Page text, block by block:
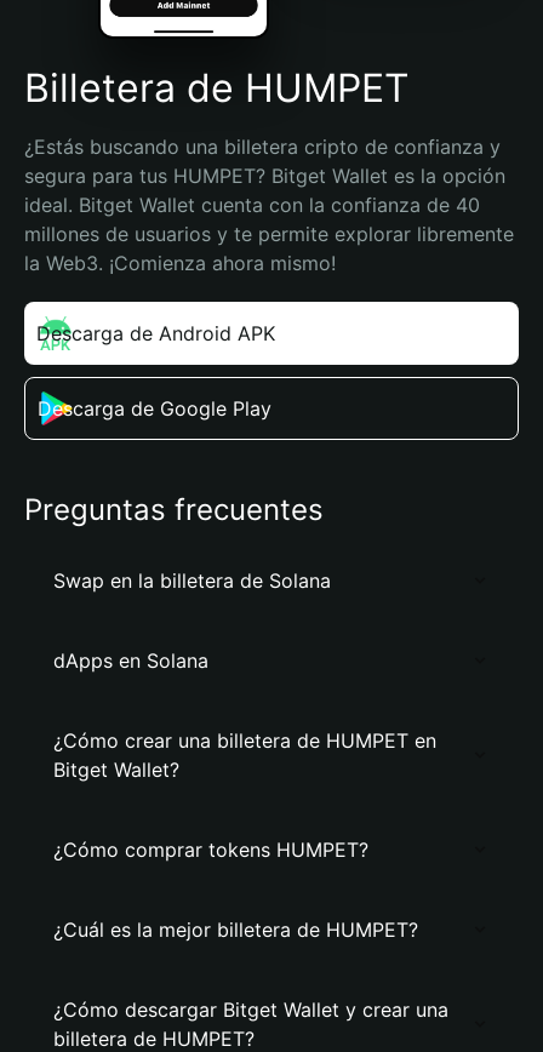
Español (Argentina)
Billetera de HUMPET
¿Estás buscando una billetera cripto de confianza y
segura para tus HUMPET? Bitget Wallet es la opción
ideal. Bitget Wallet cuenta con la confianza de 40
millones de usuarios y te permite explorar libremente
la Web3. ¡Comienza ahora mismo!
Descarga de Android APK
Descarga de Google Play
Preguntas frecuentes
Swap en la billetera de Solana
dApps en Solana
¿Cómo crear una billetera de HUMPET en
Bitget Wallet?
¿Cómo comprar tokens HUMPET?
¿Cuál es la mejor billetera de HUMPET?
¿Cómo descargar Bitget Wallet y crear una
billetera de HUMPET?